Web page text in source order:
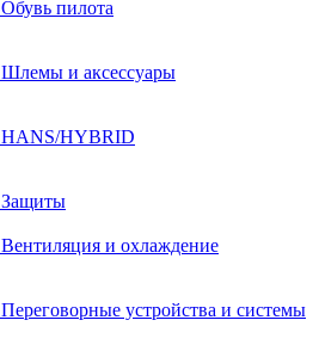
Обувь пилота
Шлемы и аксессуары
HANS/HYBRID
Защиты
Вентиляция и охлаждение
Переговорные устройства и системы